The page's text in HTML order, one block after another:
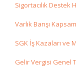
Sigortacılık Destek
Varlık Barışı
SGK İş Kazaları ve
Gelir Vergisi Genel